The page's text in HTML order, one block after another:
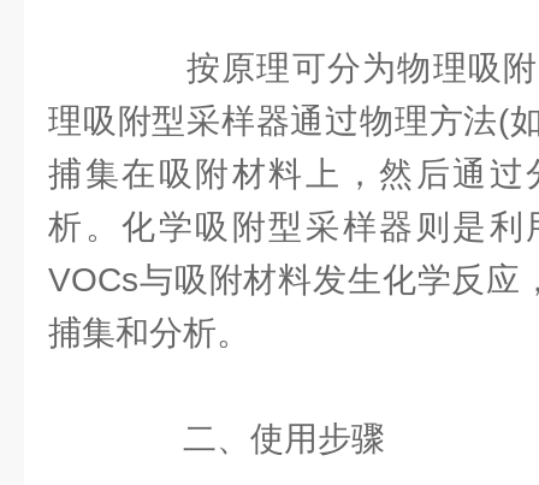
按原理可分为物理吸附
理吸附型采样器通过物理方法(
捕集在吸附材料上，然后通过
析。化学吸附型采样器则是利
VOCs与吸附材料发生化学反应
捕集和分析。
二、使用步骤